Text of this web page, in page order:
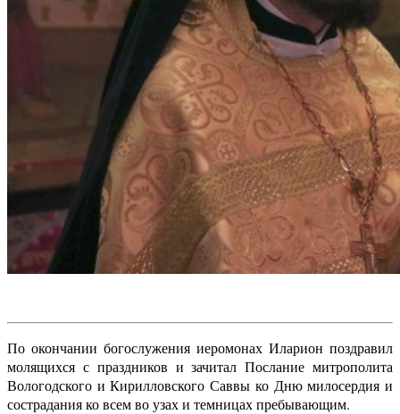
По окончании богослужения иеромонах Иларион поздравил
молящихся с праздников и зачитал Послание митрополита
Вологодского и Кирилловского Саввы ко Дню милосердия и
сострадания ко всем во узах и темницах пребывающим.